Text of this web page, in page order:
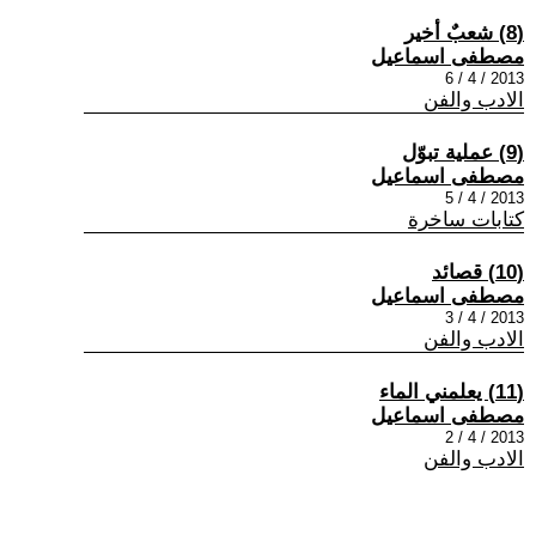
(8) شعبٌ أخير
مصطفى اسماعيل
2013 / 4 / 6
الادب والفن
(9) عملية تبوّل
مصطفى اسماعيل
2013 / 4 / 5
كتابات ساخرة
(10) قصائد
مصطفى اسماعيل
2013 / 4 / 3
الادب والفن
(11) يعلمني الماء
مصطفى اسماعيل
2013 / 4 / 2
الادب والفن